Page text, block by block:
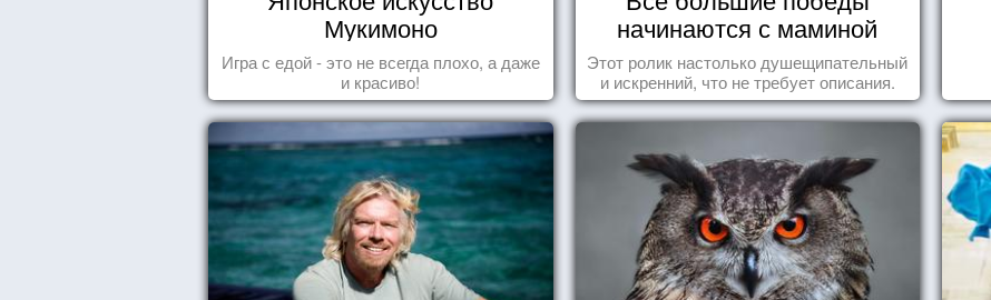
Мукимоно
Игра с едой - это не всегда плохо, а даже
и красиво!
начинаются с маминой
колыбели
Этот ролик настолько душещипательный
и искренний, что не требует описания.